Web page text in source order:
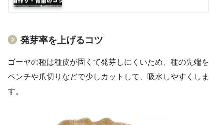
発芽率を上げるコツ
ゴーヤの種は種皮が固くて発芽しにくいため、種の先端を
ペンチや爪切りなどで少しカットして、吸水しやすくしま
す。